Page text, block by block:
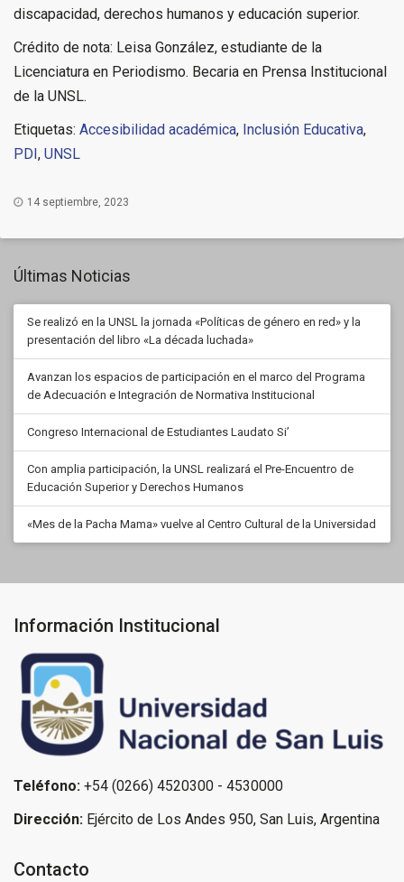
discapacidad, derechos humanos y educación superior.
Crédito de nota: Leisa González, estudiante de la
Licenciatura en Periodismo. Becaria en Prensa Institucional
de la UNSL.
Etiquetas: Accesibilidad académica, Inclusión Educativa,
PDI, UNSL
14 septiembre, 2023
Últimas Noticias
Se realizó en la UNSL la jornada «Políticas de género en red» y la
presentación del libro «La década luchada»
Avanzan los espacios de participación en el marco del Programa
de Adecuación e Integración de Normativa Institucional
Congreso Internacional de Estudiantes Laudato Si’
Con amplia participación, la UNSL realizará el Pre-Encuentro de
Educación Superior y Derechos Humanos
«Mes de la Pacha Mama» vuelve al Centro Cultural de la Universidad
Información Institucional
Teléfono: +54 (0266) 4520300 - 4530000
Dirección: Ejército de Los Andes 950, San Luis, Argentina
Contacto